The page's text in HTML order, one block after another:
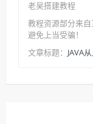
老吴搭建教程
教程资源部分来
避免上当受骗！
文章标题： JAVA